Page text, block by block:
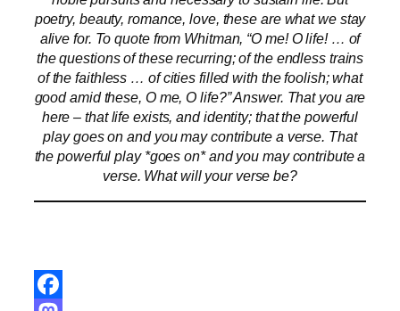
poetry, beauty, romance, love, these are what we stay
alive for. To quote from Whitman, “O me! O life! … of
the questions of these recurring; of the endless trains
of the faithless … of cities filled with the foolish; what
good amid these, O me, O life?” Answer. That you are
here – that life exists, and identity; that the powerful
play goes on and you may contribute a verse. That
the powerful play *goes on* and you may contribute a
verse. What will your verse be?